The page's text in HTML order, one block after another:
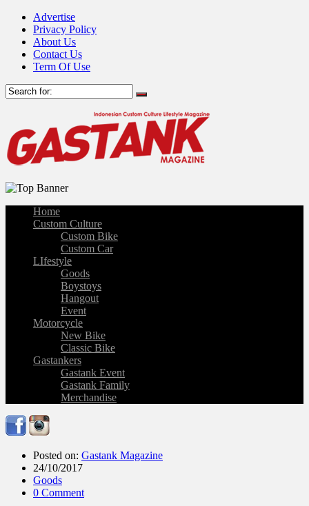
Advertise
Privacy Policy
About Us
Contact Us
Term Of Use
Home
Custom Culture
Custom Bike
Custom Car
LIfestyle
Goods
Boystoys
Hangout
Event
Motorcycle
New Bike
Classic Bike
Gastankers
Gastank Event
Gastank Family
Merchandise
Posted on: Gastank Magazine
24/10/2017
Goods
0 Comment